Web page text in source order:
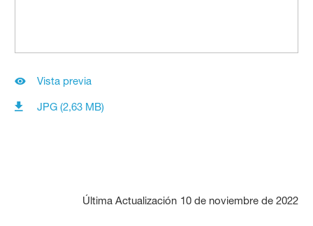
Vista previa
JPG (2,63 MB)
Última Actualización 10 de noviembre de 2022